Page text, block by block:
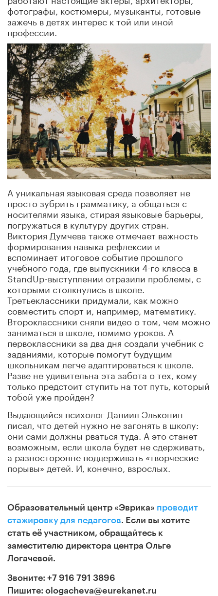
фотографы, костюмеры, музыканты, готовые
зажечь в детях интерес к той или иной
профессии.
А уникальная языковая среда позволяет не
просто зубрить грамматику, а общаться с
носителями языка, стирая языковые барьеры,
погружаться в культуру других стран.
Виктория Думчева также отмечает важность
формирования навыка рефлексии и
вспоминает итоговое событие прошлого
учебного года, где выпускники 4-го класса в
StandUp-выступлении отразили проблемы, с
которыми столкнулись в школе.
Третьеклассники придумали, как можно
совместить спорт и, например, математику.
Второклассники сняли видео о том, чем можно
заниматься в школе, помимо уроков. А
первоклассники за два дня создали учебник с
заданиями, которые помогут будущим
школьникам легче адаптироваться к школе.
Разве не удивительна эта забота о тех, кому
только предстоит ступить на тот путь, который
тобой уже пройден?
Выдающийся психолог Даниил Эльконин
писал, что детей нужно не загонять в школу:
они сами должны рваться туда. А это станет
возможным, если школа будет не сдерживать,
а разносторонне поддерживать «творческие
порывы» детей. И, конечно, взрослых.
Образовательный центр «Эврика» проводит
стажировку для педагогов. Если вы хотите
стать её участником, обращайтесь к
заместителю директора центра Ольге
Логачевой.
Звоните: +7 916 791 3896
Пишите: ologacheva@eurekanet.ru